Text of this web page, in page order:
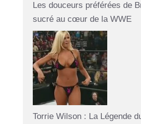
Les douceurs préférées de
sucré au cœur de la WWE
Torrie Wilson : La Légende